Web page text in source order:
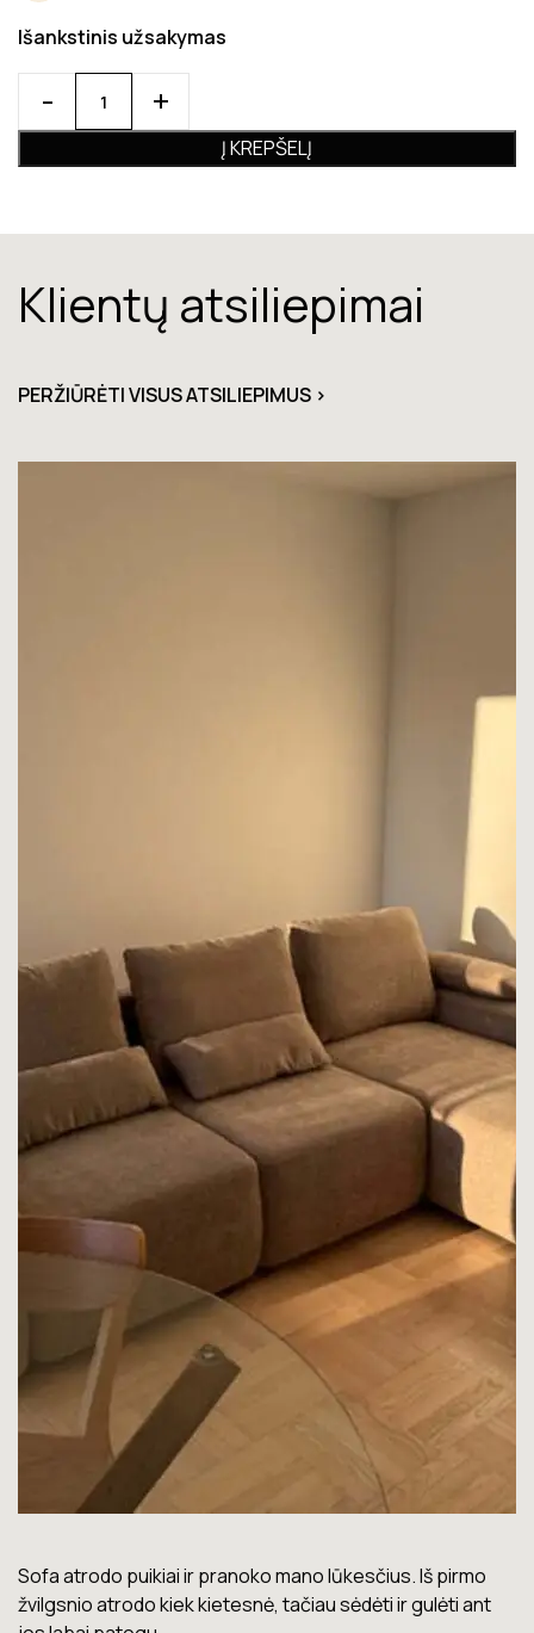
Išankstinis užsakymas
Į KREPŠELĮ
Klientų atsiliepimai
PERŽIŪRĖTI VISUS ATSILIEPIMUS >
Lova labai gera. Šiuo metu neturiu jokių nusiskundimų.
Marius T.